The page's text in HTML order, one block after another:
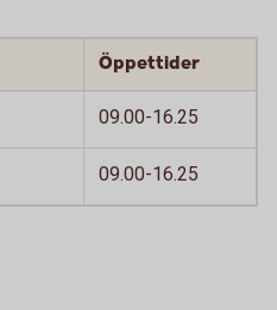
Öppettider
09.00-16.25
09.00-16.25